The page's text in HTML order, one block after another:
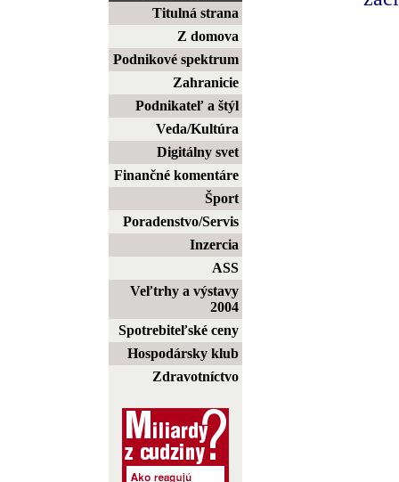
Titulná strana
Z domova
Podnikové spektrum
Zahranicie
Podnikateľ a štýl
Veda/Kultúra
Digitálny svet
Finančné komentáre
Šport
Poradenstvo/Servis
Inzercia
ASS
Veľtrhy a výstavy
2004
Spotrebiteľské ceny
Hospodársky klub
Zdravotníctvo